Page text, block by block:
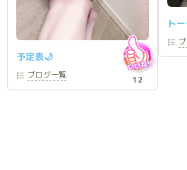
予定表🌙
ブログ一覧 12
ト